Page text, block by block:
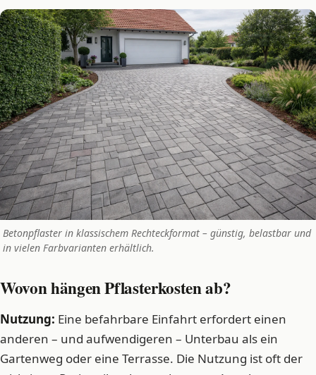
Betonpflaster in klassischem Rechteckformat – günstig, belastbar und
in vielen Farbvarianten erhältlich.
Wovon hängen Pflasterkosten ab?
Nutzung: Eine befahrbare Einfahrt erfordert einen
anderen – und aufwendigeren – Unterbau als ein
Gartenweg oder eine Terrasse. Die Nutzung ist oft der